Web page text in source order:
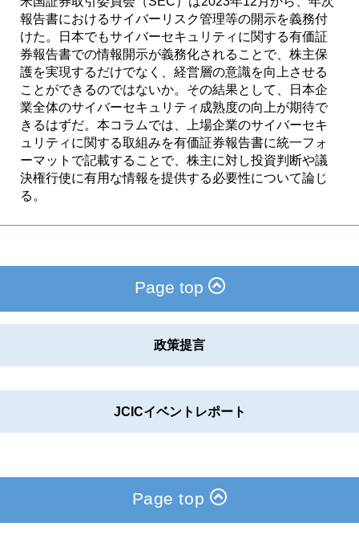
報告書におけるサイバーリスク管理等の開示を義務付
けた。日本でもサイバーセキュリティに関する有価証
券報告書での情報開示が義務化されることで、株主保
護を実現するだけでなく、経営層の意識を向上させる
ことができるのではないか。その結果として、日本企
業全体のサイバーセキュリティ成熟度の向上が期待で
きるはずだ。本コラムでは、上場企業のサイバーセキ
ュリティに関する取組みを有価証券報告書に統一フォ
ーマットで記載することで、株主に対し投資判断や議
決権行使に有用な情報を提供する必要性について論じ
る。
Page top
政策提言
JCICイベントレポート
Page top